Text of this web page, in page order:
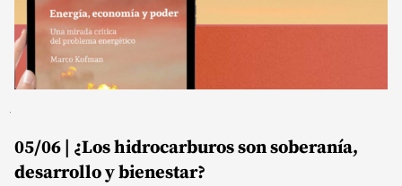
05/06 | ¿Los hidrocarburos son soberanía,
desarrollo y bienestar?